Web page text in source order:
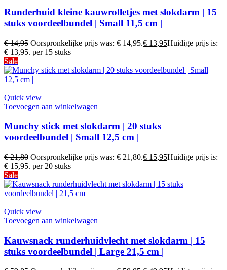
Runderhuid kleine kauwrolletjes met slokdarm | 15
stuks voordeelbundel | Small 11,5 cm |
€14,95 Oorspronkelijke prijs was: € 14,95.€ 13,95Huidige prijs is:
€ 13,95. per 15 stuks
Sale
Quick view
Toevoegen aan winkelwagen
Munchy stick met slokdarm | 20 stuks
voordeelbundel | Small 12,5 cm |
€21,80 Oorspronkelijke prijs was: € 21,80.€ 15,95Huidige prijs is:
€ 15,95. per 20 stuks
Sale
Quick view
Toevoegen aan winkelwagen
Kauwsnack runderhuidvlecht met slokdarm | 15
stuks voordeelbundel | Large 21,5 cm |